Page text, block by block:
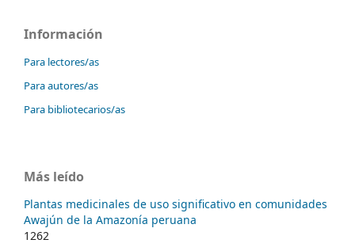
Información
Para lectores/as
Para autores/as
Para bibliotecarios/as
Más leído
Plantas medicinales de uso significativo en comunidades
Awajún de la Amazonía peruana
1262